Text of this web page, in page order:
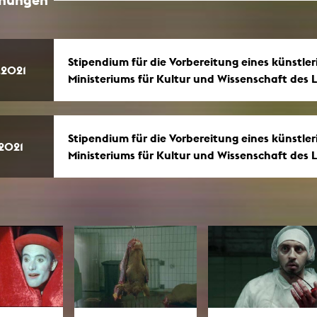
Stipendium für die Vorbereitung eines
Ministeriums für Kultur und Wissenschaft des
Stipendium für die Vorbereitung eines
Ministeriums für Kultur und Wissenschaft des
/ Sculpture
Performance
Studies
Studies
studio
room
lab
lab
Studio
suite
studio